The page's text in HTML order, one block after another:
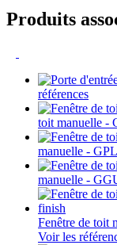
Produits
références
toit manuelle -
manuelle -
manuelle -
Fenêtre de toit
Voir les